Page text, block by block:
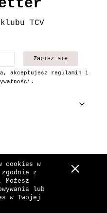
cookies w
z
. Możesz
lub
w Twojej
TCV
Zapisz się
akceptujesz regulamin i
strony
Shoper.pl